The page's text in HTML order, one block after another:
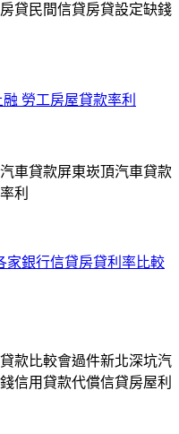
貸民間信貸房貸設定缺錢
勞工房屋貸款率利
車貸款屏東崁頂汽車貸款
利
家銀行信貸房貸利率比較
款比較會過件新北深坑汽
信用貸款代償信貸房屋利